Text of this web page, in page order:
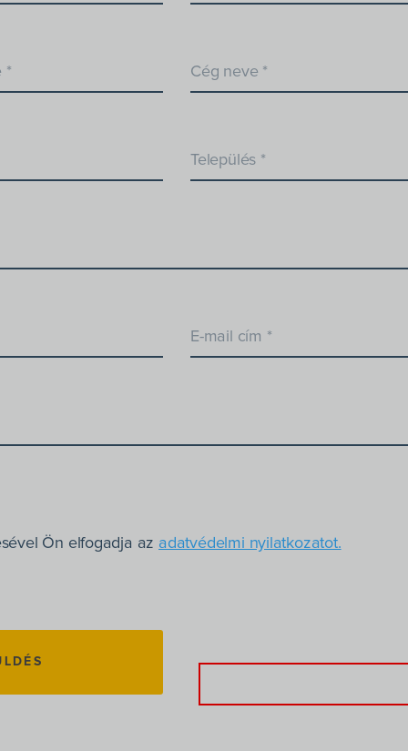
* Cég neve *
Település *
E-mail cím *
Ön elfogadja az adatvédelmi nyilatkozatot.